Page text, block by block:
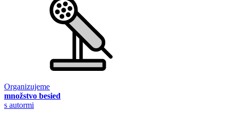
Organizujeme
množstvo besied
s autormi